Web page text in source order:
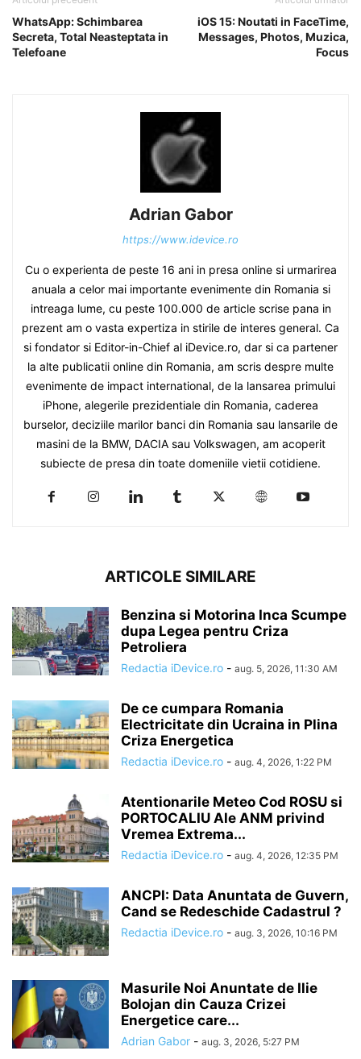
WhatsApp: Schimbarea
Secreta, Total Neasteptata in
Telefoane
iOS 15: Noutati in FaceTime,
Messages, Photos, Muzica,
Focus
Adrian Gabor
https://www.idevice.ro
Cu o experienta de peste 16 ani in presa online si urmarirea
anuala a celor mai importante evenimente din Romania si
intreaga lume, cu peste 100.000 de article scrise pana in
prezent am o vasta expertiza in stirile de interes general. Ca
si fondator si Editor-in-Chief al iDevice.ro, dar si ca partener
la alte publicatii online din Romania, am scris despre multe
evenimente de impact international, de la lansarea primului
iPhone, alegerile prezidentiale din Romania, caderea
burselor, deciziile marilor banci din Romania sau lansarile de
masini de la BMW, DACIA sau Volkswagen, am acoperit
subiecte de presa din toate domeniile vietii cotidiene.
ARTICOLE SIMILARE
Benzina si Motorina Inca Scumpe
dupa Legea pentru Criza
Petroliera
Redactia iDevice.ro - aug. 5, 2026, 11:30 AM
De ce cumpara Romania
Electricitate din Ucraina in Plina
Criza Energetica
Redactia iDevice.ro - aug. 4, 2026, 1:22 PM
Atentionarile Meteo Cod ROSU si
PORTOCALIU Ale ANM privind
Vremea Extrema...
Redactia iDevice.ro - aug. 4, 2026, 12:35 PM
ANCPI: Data Anuntata de Guvern,
Cand se Redeschide Cadastrul ?
Redactia iDevice.ro - aug. 3, 2026, 10:16 PM
Masurile Noi Anuntate de Ilie
Bolojan din Cauza Crizei
Energetice care...
Adrian Gabor - aug. 3, 2026, 5:27 PM